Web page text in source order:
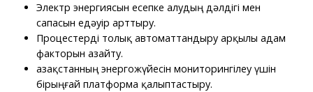
Электр энергиясын есепке алудың дәлдігі мен
сапасын едәуір арттыру.
Процестерді толық автоматтандыру арқылы адам
факторын азайту.
Қазақстанның энергожүйесін мониторингілеу үшін
бірыңғай платформа қалыптастыру.